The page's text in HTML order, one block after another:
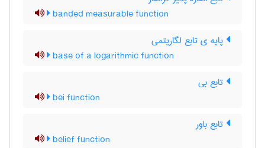
banded measurable function
پایه ی تابع لگاریتمی
base of a logarithmic function
تابع بی
bei function
تابع باور
belief function